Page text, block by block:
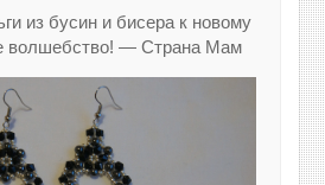
из бусин и бисера к новому
волшебство! — Страна Мам